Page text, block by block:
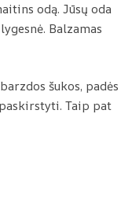
odą. Jūsų oda
Balzamas
šukos, padės
Taip pat